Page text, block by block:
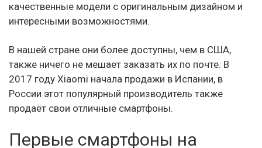
качественные модели с оригинальным дизайном и
интересными возможностями.
В нашей стране они более доступны, чем в США,
также ничего не мешает заказать их по почте. В
2017 году Xiaomi начала продажи в Испании, в
России этот популярный производитель также
продаёт свои отличные смартфоны.
Первые смартфоны на